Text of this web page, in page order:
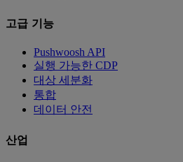
고급 기능
Pushwoosh API
실행 가능한 CDP
대상 세분화
통합
데이터 안전
산업